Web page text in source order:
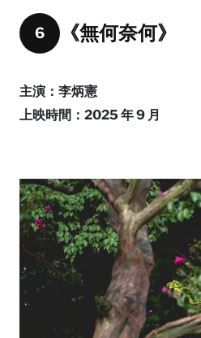
6 《無何奈何》
主演：李炳憲
上映時間：2025 年 9 月